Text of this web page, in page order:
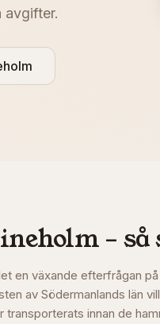
avgifter.
– så
en växande efterfrågan
av Södermanlands län
transporterats innan de